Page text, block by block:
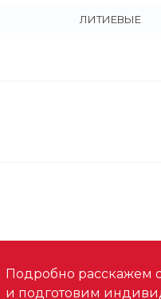
ЛИТИЕВЫЕ
Подробно расскажем о
и подготовим